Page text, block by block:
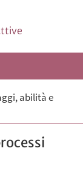
abilità e